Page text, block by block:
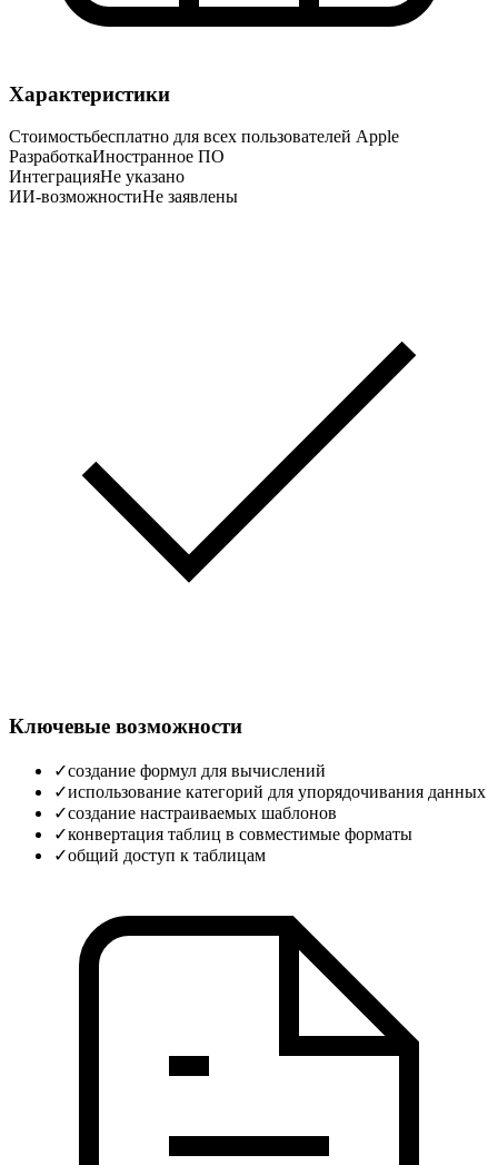
Характеристики
Стоимостьбесплатно для всех пользователей Apple
РазработкаИностранное ПО
ИнтеграцияНе указано
ИИ-возможностиНе заявлены
Ключевые возможности
✓создание формул для вычислений
✓использование категорий для упорядочивания данных
✓создание настраиваемых шаблонов
✓конвертация таблиц в совместимые форматы
✓общий доступ к таблицам